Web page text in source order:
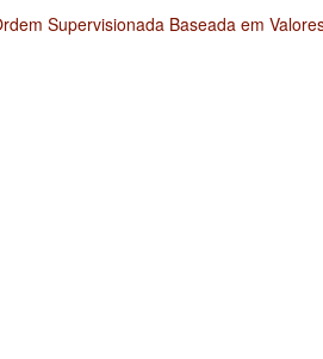
Supervisionada Baseada em